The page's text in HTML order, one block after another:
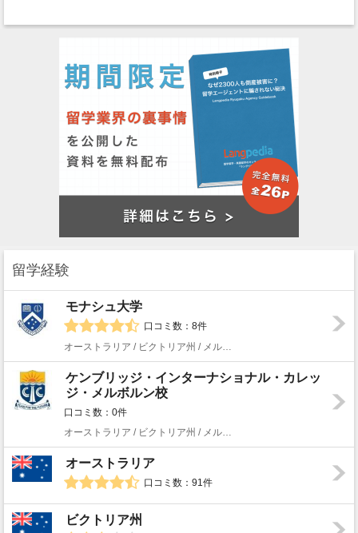
留学経験
モナシュ大学
口コミ数：8件
オーストラリア / ビクトリア州 / メルボルン
ケンブリッジ・インターナショナル・カレッ
ジ・メルボルン校
口コミ数：0件
オーストラリア / ビクトリア州 / メルボルン
オーストラリア
口コミ数：91件
ビクトリア州